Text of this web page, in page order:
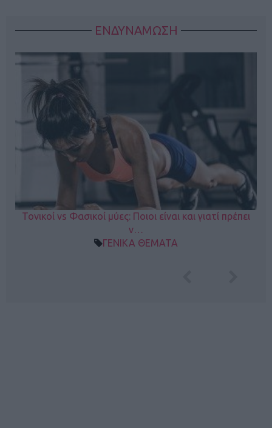
ΕΝΔΥΝΑΜΩΣΗ
Τονικοί vs Φασικοί μύες: Ποιοι είναι και γιατί πρέπει
ν…
ΓΕΝΙΚΑ ΘΕΜΑΤΑ